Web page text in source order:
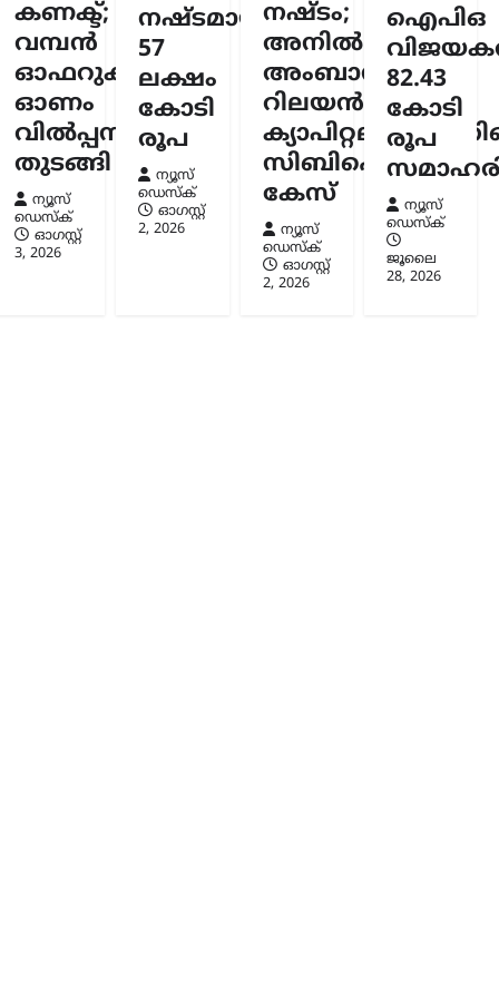
കണക്ട്;
വമ്പൻ
ഓഫറുകളുമായി
ഓണം
വിൽപ്പന
തുടങ്ങി
ന്യൂസ്
ഡെസ്ക്
ഓഗസ്റ്റ്‌
3, 2026
നഷ്ടമായത്
57
ലക്ഷം
കോടി
രൂപ
ന്യൂസ്
ഡെസ്ക്
ഓഗസ്റ്റ്‌
2, 2026
നഷ്ടം;
അനിൽ
അംബാനിക്കും
റിലയൻസ്
സിബിഐ
കേസ്
ന്യൂസ്
ഡെസ്ക്
ഓഗസ്റ്റ്‌
2, 2026
ഐപിഒ
82.43
കോടി
രൂപ
ന്യൂസ്
ഡെസ്ക്
ജൂലൈ
28, 2026